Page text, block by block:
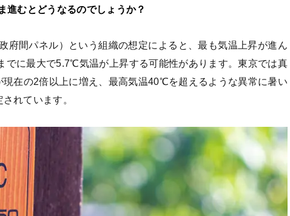
進むとどうなるのでしょうか？
府間パネル）という組織の想定によると、最も気温上昇が進ん
でに最大で5.7℃気温が上昇する可能性があります。東京では真
現在の2倍以上に増え、最高気温40℃を超えるような異常に暑い
れています。